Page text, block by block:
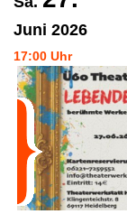
verfügen. Hinweise
siehe weiter oben!
Juni 2026
17:00 Uhr